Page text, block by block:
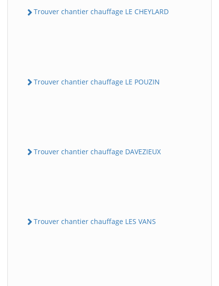
Trouver chantier chauffage LE CHEYLARD
Trouver chantier chauffage LE POUZIN
Trouver chantier chauffage DAVEZIEUX
Trouver chantier chauffage LES VANS